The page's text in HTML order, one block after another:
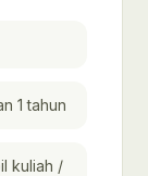
1 tahun
kuliah /